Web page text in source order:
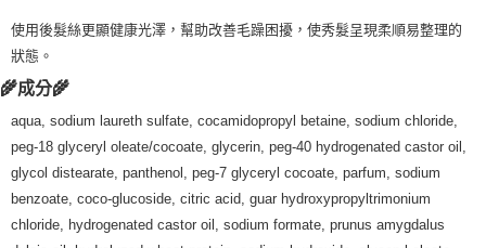
全家純取貨 (先付款
每筆NT$80，滿NT$999(含以上)免運費
7-11取貨付款
每筆NT$80，滿NT$999(含以上)免運費
7-11純取貨 (先付款
宅配
使用後髮絲更顯健康光澤，幫助改善毛躁困擾，使秀髮呈現柔順易整理的
狀態。
🌾成分🌾
aqua, sodium laureth sulfate, cocamidopropyl betaine, sodium chloride,
peg-18 glyceryl oleate/cocoate, glycerin, peg-40 hydrogenated castor oil,
glycol distearate, panthenol, peg-7 glyceryl cocoate, parfum, sodium
benzoate, coco-glucoside, citric acid, guar hydroxypropyltrimonium
chloride, hydrogenated castor oil, sodium formate, prunus amygdalus